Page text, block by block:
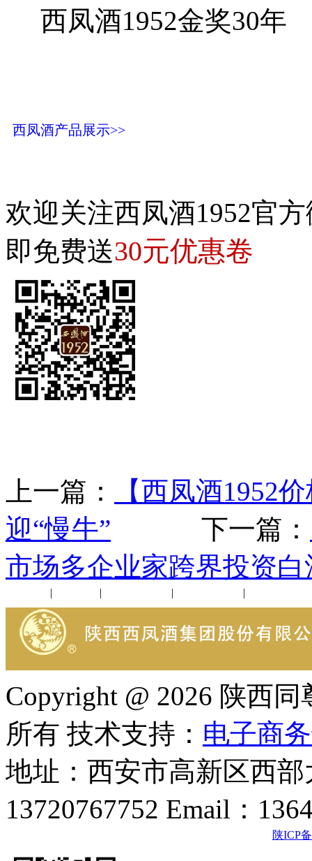
西凤酒1952金奖30年
西凤酒产品展示>>
欢迎关注西凤酒1952官
即免费送30元优惠卷
上一篇：
【西凤酒1952
迎“慢牛” 下一篇：
市场多企业家跨界投资白
| | | |
Copyright @ 2026 陕西
所有 技术支持： 电子商
地址：西安市高新区西
13720767752 Email：
陕ICP